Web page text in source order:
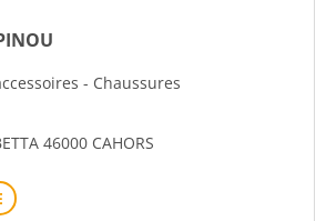
- Chaussures
46000 CAHORS